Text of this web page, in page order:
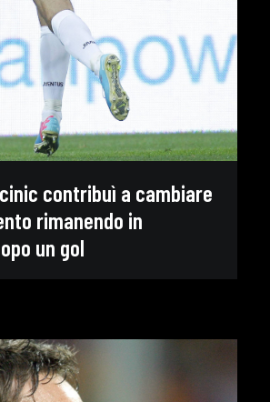
contribuì a cambiare
rimanendo in
un gol